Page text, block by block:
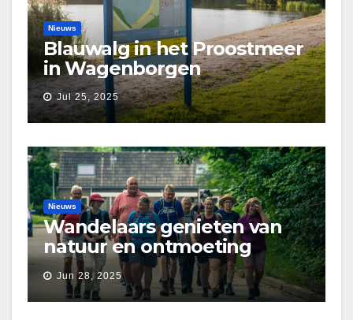
Nieuws
Blauwalg in het Proostmeer
in Wagenborgen
Jul 25, 2025
Nieuws
Wandelaars genieten van
natuur en ontmoeting
tijdens Etapperonde
Pronkjewailpad
Jun 28, 2025